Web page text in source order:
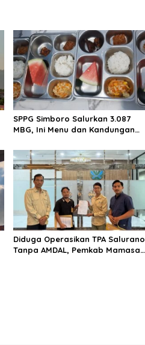
SPPG Simboro Salurkan 3.087
MBG, Ini Menu dan Kandungan
Diduga Operasikan TPA Salurano
Tanpa AMDAL, Pemkab Mamasa